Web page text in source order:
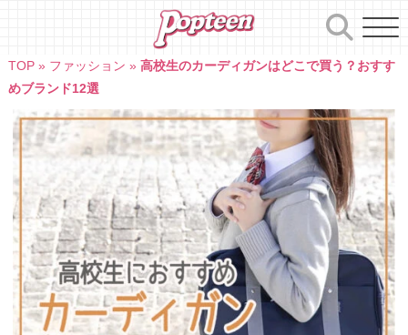
TOP» ファッション » 高校生のカーディガンはどこで買う？おすす
めブランド12選